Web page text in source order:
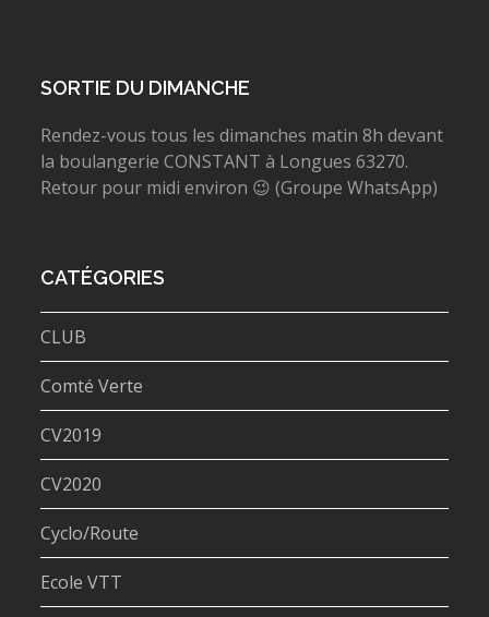
SORTIE DU DIMANCHE
Rendez-vous tous les dimanches matin 8h devant
la boulangerie CONSTANT à Longues 63270.
Retour pour midi environ 😉 (Groupe WhatsApp)
CATÉGORIES
CLUB
Comté Verte
CV2019
CV2020
Cyclo/Route
Ecole VTT